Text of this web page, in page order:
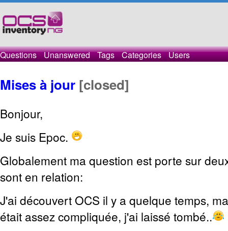
Questions Unanswered Tags Categories Users
Mises à jour [closed]
Bonjour,
Je suis Epoc.
Globalement ma question est porte sur
sont en relation:
J'ai découvert OCS il y a quelque temps,
était assez compliquée, j'ai laissé tombé..